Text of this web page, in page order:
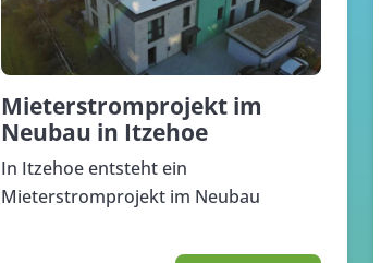
Mieterstromprojekt im
Neubau in Itzehoe
In Itzehoe entsteht ein
Mieterstromprojekt im Neubau